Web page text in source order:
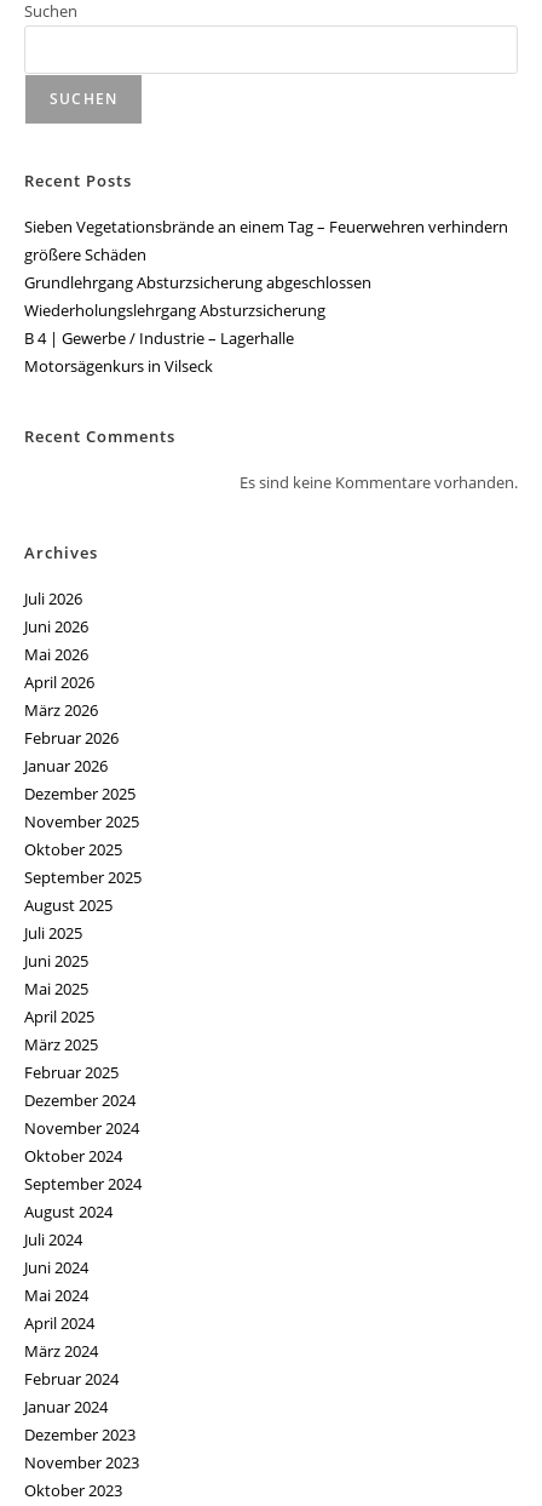
Suchen
SUCHEN
Recent Posts
Sieben Vegetationsbrände an einem Tag – Feuerwehren verhindern
größere Schäden
Grundlehrgang Absturzsicherung abgeschlossen
Wiederholungslehrgang Absturzsicherung
B 4 | Gewerbe / Industrie – Lagerhalle
Motorsägenkurs in Vilseck
Recent Comments
Es sind keine Kommentare vorhanden.
Archives
Juli 2026
Juni 2026
Mai 2026
April 2026
März 2026
Februar 2026
Januar 2026
Dezember 2025
November 2025
Oktober 2025
September 2025
August 2025
Juli 2025
Juni 2025
Mai 2025
April 2025
März 2025
Februar 2025
Dezember 2024
November 2024
Oktober 2024
September 2024
August 2024
Juli 2024
Juni 2024
Mai 2024
April 2024
März 2024
Februar 2024
Januar 2024
Dezember 2023
November 2023
Oktober 2023